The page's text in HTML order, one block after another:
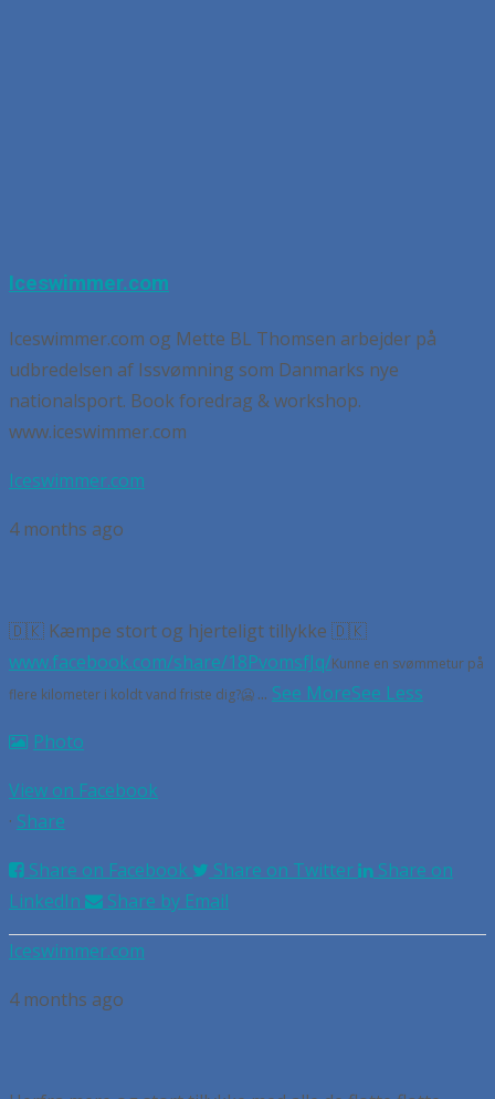
Iceswimmer.com
Iceswimmer.com og Mette BL Thomsen arbejder på
udbredelsen af Issvømning som Danmarks nye
nationalsport. Book foredrag & workshop.
www.iceswimmer.com
Iceswimmer.com
4 months ago
🇩🇰 Kæmpe stort og hjerteligt tillykke 🇩🇰
www.facebook.com/share/18PvomsfJq/Kunne en svømmetur på
flere kilometer i koldt vand friste dig?🥶 ... See MoreSee Less
Photo
View on Facebook
· Share
Share on Facebook
Share on Twitter
Share on
LinkedIn
Share by Email
Iceswimmer.com
4 months ago